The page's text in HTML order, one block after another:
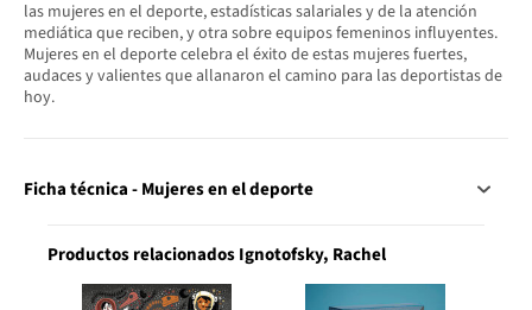
las mujeres en el deporte, estadísticas salariales y de la atención
mediática que reciben, y otra sobre equipos femeninos influyentes.
Mujeres en el deporte celebra el éxito de estas mujeres fuertes,
audaces y valientes que allanaron el camino para las deportistas de
hoy.
Ficha técnica - Mujeres en el deporte
Productos relacionados Ignotofsky, Rachel